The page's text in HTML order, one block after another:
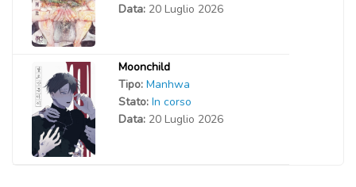
Data: 20 Luglio 2026
Moonchild
Tipo: Manhwa
Stato: In corso
Data: 20 Luglio 2026